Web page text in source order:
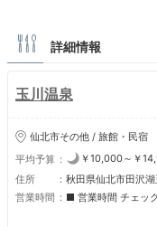
詳細情報
玉川温泉
仙北市その他 / 旅館・民宿
平均予算
￥10,000～￥
住所
秋田県仙北市田沢
営業時間
■ 営業時間 チェックイ